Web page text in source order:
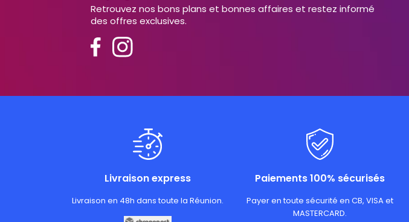
Retrouvez nos bons plans et bonnes affaires et restez informé
des offres exclusives.
Livraison express
Livraison en 48h dans toute la Réunion.
Paiements 100% sécurisés
Payer en toute sécurité en CB, VISA et
MASTERCARD.